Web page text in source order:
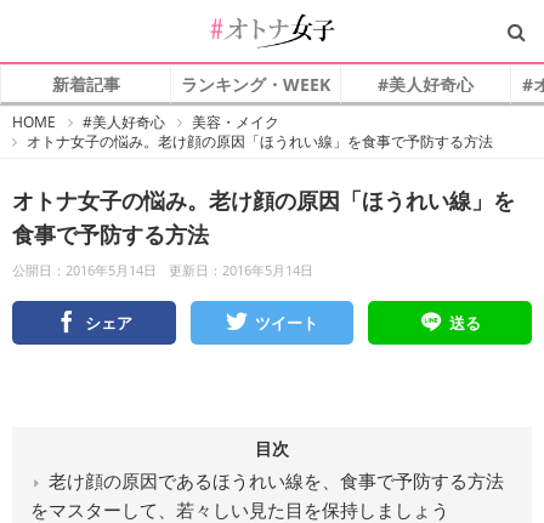
新着記事 ランキング・WEEK #美人好奇心 #
HOME
オ
ト
子
#美人好奇心
美容・メイク
オトナ女子の悩み。老け顔の原因「ほうれい線」を食事で予防する方法
オトナ女子の悩み。老け顔の原因「ほうれい線」を
食事で予防する方法
公開日：2016年5月14日 更新日：2016年5月14日
シェア ツイート 送る
目次
老け顔の原因であるほうれい線を、食事で予防する方法
をマスターして、若々しい見た目を保持しましょう